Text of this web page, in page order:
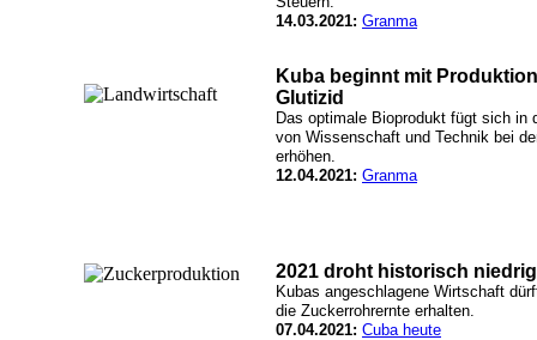
14.03.2021: Granma
Kuba beginnt mit
Glutizid
Das optimale Bioprodukt fügt sich in
von Wissenschaft und Technik bei
erhöhen.
12.04.2021: Granma
2021 droht historisch
Kubas angeschlagene Wirtschaft
die Zuckerrohrernte erhalten.
07.04.2021: Cuba heute